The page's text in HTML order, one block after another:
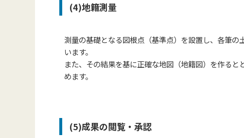
(4)地籍測量
測量の基礎となる図根点（基準点）を設置し、各筆の
います。
また、その結果を基に正確な地図（地籍図）を作ると
めます。
(5)成果の閲覧・承認